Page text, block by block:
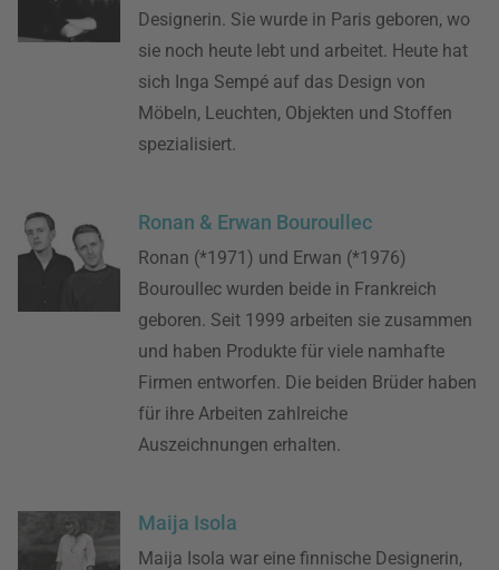
Designerin. Sie wurde in Paris geboren, wo
sie noch heute lebt und arbeitet. Heute hat
sich Inga Sempé auf das Design von
Möbeln, Leuchten, Objekten und Stoffen
spezialisiert.
Ronan & Erwan Bouroullec
Ronan (*1971) und Erwan (*1976)
Bouroullec wurden beide in Frankreich
geboren. Seit 1999 arbeiten sie zusammen
und haben Produkte für viele namhafte
Firmen entworfen. Die beiden Brüder haben
für ihre Arbeiten zahlreiche
Auszeichnungen erhalten.
Maija Isola
Maija Isola war eine finnische Designerin,